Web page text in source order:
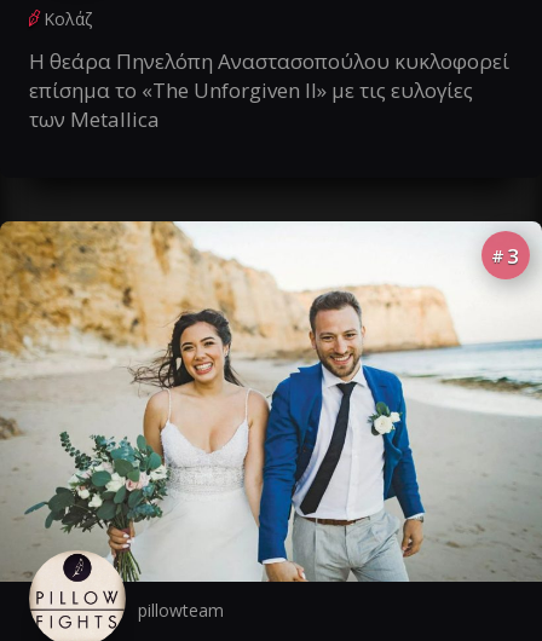
Κολάζ
Η θεάρα Πηνελόπη Αναστασοπούλου κυκλοφορεί
επίσημα το «The Unforgiven II» με τις ευλογίες
των Metallica
# 3
pillowteam